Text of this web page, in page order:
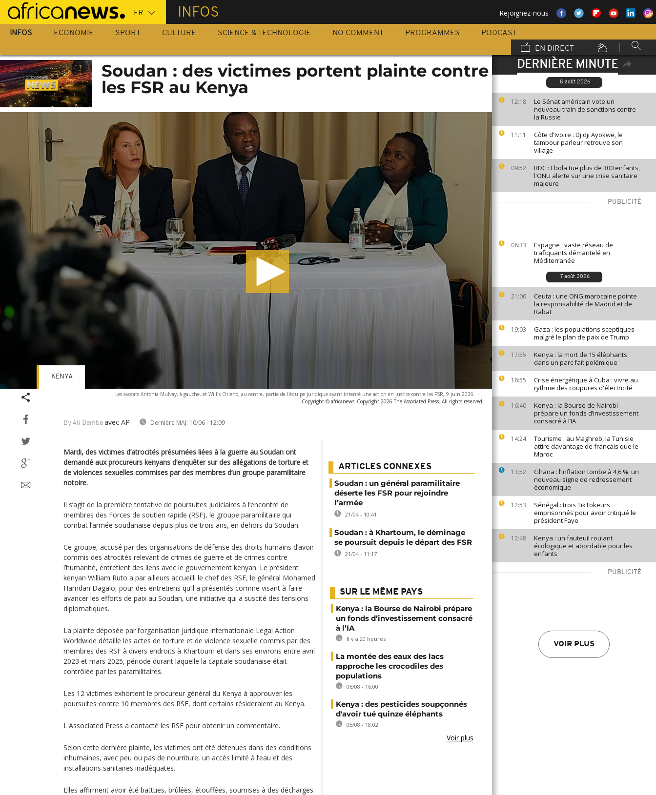
Passer
au
contenu
INFOS Rejoignez-nous
INFOS ECONOMIE SPORT CULTURE SCIENCE & TECHNOLOGIE NO COMMENT PROGRAMMES
PODCAST
EN DIRECT
DERNIÈRE MINUTE
8 août 2026
12:18
Le Sénat américain vote un
nouveau train de sanctions contre
la Russie
11:11
Côte d'Ivoire : Djidji Ayokwe, le
tambour parleur retrouve son
village
09:52
RDC : Ebola tue plus de 300 enfants,
l'ONU alerte sur une crise sanitaire
majeure
PUBLICITÉ
08:33
Espagne : vaste réseau de
trafiquants démantelé en
Méditerranée
7 août 2026
21:06
Ceuta : une ONG marocaine pointe
la responsabilité de Madrid et de
Rabat
19:03
Gaza : les populations sceptiques
malgré le plan de paix de Trump
17:55
Kenya : la mort de 15 éléphants
dans un parc fait polémique
16:55
Crise énergétique à Cuba : vivre au
rythme des coupures d'électricité
16:40
Kenya : la Bourse de Nairobi
prépare un fonds d’investissement
consacré à l’IA
14:24
Tourisme : au Maghreb, la Tunisie
attire davantage de français que le
Maroc
13:52
Ghana : l’inflation tombe à 4,6 %, un
nouveau signe de redressement
économique
12:53
Sénégal : trois TikTokeurs
emprisonnés pour avoir critiqué le
président Faye
12:48
Kenya : un fauteuil roulant
écologique et abordable pour les
enfants
PUBLICITÉ
VOIR PLUS
Soudan : des victimes portent plainte contre
les FSR au Kenya
Les avocats Antonia Mulvay, à gauche, et Willis Otieno, au centre, partie de l'équipe juridique ayant intenté une action en justice contre les FSR, 9 juin 2026. -
Copyright © africanews Copyright 2026 The Associated Press. All rights reserved
By Ali Bamba avec AP Dernière MAJ: 10/06 - 12:09
KENYA
Mardi, des victimes d’atrocités présumées liées à la guerre au Soudan ont
demandé aux procureurs kenyans d’enquêter sur des allégations de torture et
de violences sexuelles commises par des membres d’un groupe paramilitaire
notoire.
Il s’agit de la première tentative de poursuites judiciaires à l’encontre de
membres des Forces de soutien rapide (RSF), le groupe paramilitaire qui
combat l’armée soudanaise depuis plus de trois ans, en dehors du Soudan.
Ce groupe, accusé par des organisations de défense des droits humains d’avoir
commis des atrocités relevant de crimes de guerre et de crimes contre
l’humanité, entretient des liens avec le gouvernement kenyan. Le président
kenyan William Ruto a par ailleurs accueilli le chef des RSF, le général Mohamed
Hamdan Dagalo, pour des entretiens qu’il a présentés comme visant à faire
avancer les efforts de paix au Soudan, une initiative qui a suscité des tensions
diplomatiques.
La plainte déposée par l’organisation juridique internationale Legal Action
Worldwide détaille les actes de torture et de violence sexuelle commis par des
membres des RSF à divers endroits à Khartoum et dans ses environs entre avril
2023 et mars 2025, période durant laquelle la capitale soudanaise était
contrôlée par les paramilitaires.
Les 12 victimes exhortent le procureur général du Kenya à approuver les
poursuites contre 10 membres des RSF, dont certains résideraient au Kenya.
L'Associated Press a contacté les RSF pour obtenir un commentaire.
Selon cette dernière plainte, les victimes ont été détenues dans des conditions
inhumaines, avec peu ou pas de nourriture, un accès limité à l’eau et des
installations sanitaires inadéquates.
Elles affirment avoir été battues, brûlées, étouffées, soumises à des décharges
ARTICLES CONNEXES
Soudan : un général paramilitaire
déserte les FSR pour rejoindre
l’armée
21/04 - 10:41
Soudan : à Khartoum, le déminage
se poursuit depuis le départ des FSR
21/04 - 11:17
SUR LE MÊME PAYS
Kenya : la Bourse de Nairobi prépare
un fonds d’investissement consacré
à l’IA
Il y a 20 heures
La montée des eaux des lacs
rapproche les crocodiles des
populations
06/08 - 16:00
Kenya : des pesticides soupçonnés
d'avoir tué quinze éléphants
05/08 - 18:02
Voir plus